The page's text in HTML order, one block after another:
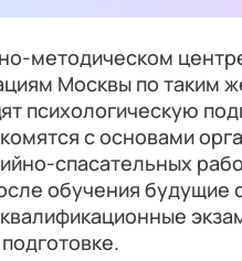
методическом
Москвы по таким
психологическую
с основами
спасательных
обучения будущие